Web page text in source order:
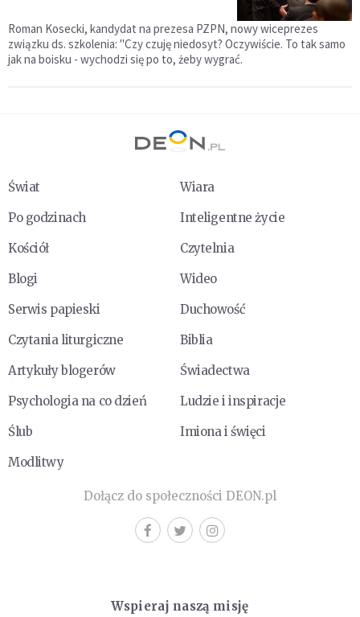
Roman Kosecki, kandydat na prezesa PZPN, nowy wiceprezes
związku ds. szkolenia: "Czy czuję niedosyt? Oczywiście. To tak samo
jak na boisku - wychodzi się po to, żeby wygrać.
Świat
Wiara
Po godzinach
Inteligentne życie
Kościół
Czytelnia
Blogi
Wideo
Serwis papieski
Duchowość
Czytania liturgiczne
Biblia
Artykuły blogerów
Świadectwa
Psychologia na co dzień
Ludzie i inspiracje
Ślub
Imiona i święci
Modlitwy
Dołącz do społeczności DEON.pl
Wspieraj naszą misję